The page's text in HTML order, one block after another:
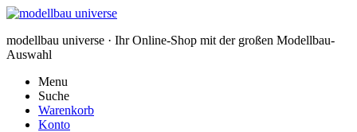
modellbau universe · Ihr Online-Shop mit der großen Modellbau-
Auswahl
Menu
Suche
Warenkorb
Konto